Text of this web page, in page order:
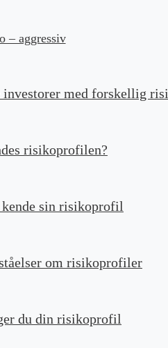
– aggressiv
investorer med forskellig
risikoprofilen?
kende sin risikoprofil
om risikoprofiler
du din risikoprofil